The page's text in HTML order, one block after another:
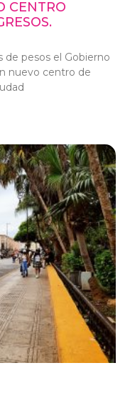
CENTRO
de pesos el Gobierno
nuevo centro de